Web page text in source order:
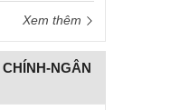
Xem thêm
NGÂN